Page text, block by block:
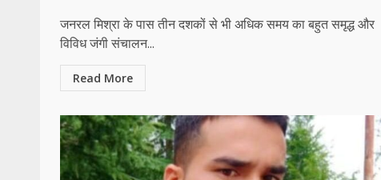
जनरल मिश्रा के पास तीन दशकों से भी अधिक समय का बहुत समृद्ध और
विविध जंगी संचालन...
Read More